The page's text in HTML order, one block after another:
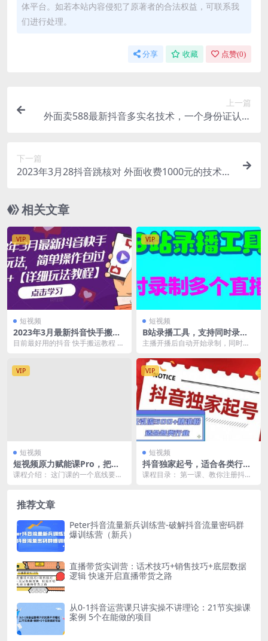
体平台。如若本站内容侵犯了原著者的合法权益，可联系我
们进行处理。
分享 收藏 点赞(0)
上一篇
外面卖588最新抖音多实名技术，一个身份证认证
下一篇
2023年3月28抖音跳核对 外面收费1000元的技术
相关文章
VIP
短视频
2023年3月最新抖音快手搬运
玩法，简单操作包过dou+
目前最好用的抖音 快手搬运教程 影
VIP
短视频
B站录播工具，支持同时录制
多个直播间【录制脚本+使用
主播开播后自动开始录制，同时录
务器导致的各种问题...
VIP
短视频
短视频原力赋能课Pro，把短
视频能力基因刻在你骨子里的
课程介绍： 这门课的一个底线要
VIP
短视频
抖音独家起号，适合各类行业
（9节视频课）
课程目录： 第一课、教你注册抖音
推荐文章
Peter抖音流量新兵训练营-破解抖音流量密码群
爆训练营（新兵）
直播带货实训营：话术技巧+销售技巧+底层数据
逻辑 快速开启直播带货之路
从0-1抖音运营课只讲实操不讲理论：21节实操课
案例 5个在能做的项目